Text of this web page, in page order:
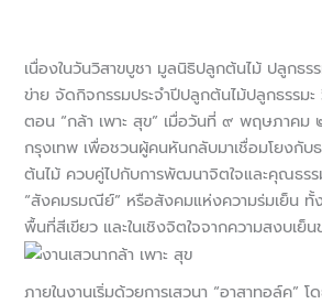
เนื่องในวันวิสาขบูชา มูลนิธิปลูกต้นไม้ ปลูกธร
ข่าย จัดกิจกรรมประจำปีปลูกต้นไม้ปลูกธรรม
ตอน “กล้า เพาะ สุข” เมื่อวันที่ ๙ พฤษภาค
กรุงเทพ เพื่อชวนผู้คนหันกลับมาเชื่อมโยงกับ
ต้นไม้ ควบคู่ไปกับการพัฒนาจิตใจและคุณธรร
“สังคมรมณีย์” หรือสังคมแห่งความร่มเย็น ทั้
พื้นที่สีเขียว และในเชิงจิตใจจากความสงบเย็
ภายในงานเริ่มด้วยการเสวนา “อาสาทอล์ค”